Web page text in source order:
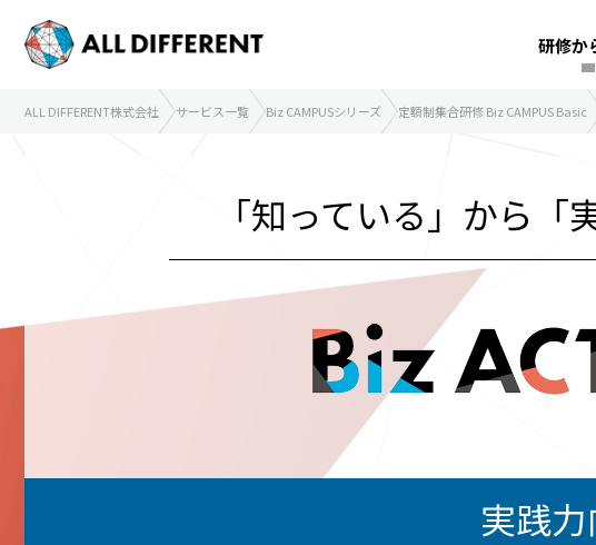
研修か
ALL DIFFERENT株式会社 サービス一覧 Biz CAMPUSシリーズ 定額制集合研修 Biz CAMPUS Basic
「知っている」から「
実践